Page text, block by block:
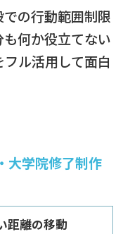
の行動範囲制限
何か役立てない
ル活用して面白
大学院修了制作
距離の移動